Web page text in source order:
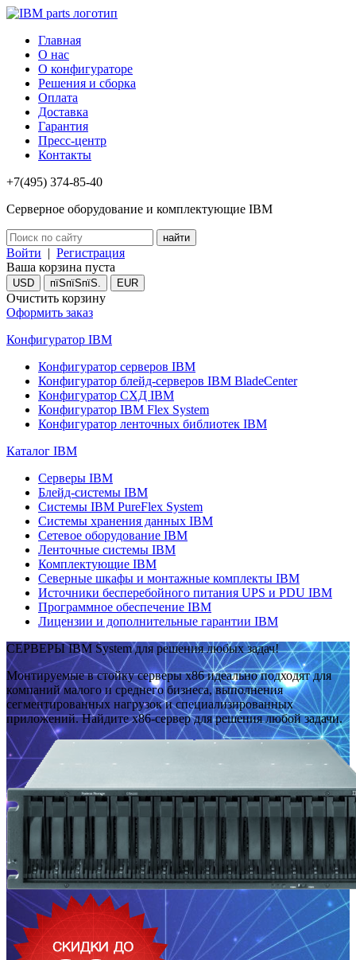
Главная
О нас
О конфигураторе
Решения и сборка
Оплата
Доставка
Гарантия
Пресс-центр
Контакты
+7(495) 374-85-40
Серверное оборудование и комплектующие IBM
Войти | Регистрация
Ваша корзина пуста
USD пїЅпїЅпїЅ. EUR
Очистить корзину
Оформить заказ
Конфигуратор IBM
Конфигуратор серверов IBM
Конфигуратор блейд-серверов IBM BladeCenter
Конфигуратор СХД IBM
Конфигуратор IBM Flex System
Конфигуратор ленточных библиотек IBM
Каталог IBM
Серверы IBM
Блейд-системы IBM
Системы IBM PureFlex System
Системы хранения данных IBM
Сетевое оборудование IBM
Ленточные системы IBM
Комплектующие IBM
Северные шкафы и монтажные комплекты IBM
Источники бесперебойного питания UPS и PDU IBM
Программное обеспечение IBM
Лицензии и дополнительные гарантии IBM
СЕРВЕРЫ IBM System для решения любых задач!
Монтируемые в стойку серверы x86 идеально подходят для
компаний малого и среднего бизнеса, выполнения
сегментированных нагрузок и специализированных
приложений. Найдите x86-сервер для решения любой задачи.